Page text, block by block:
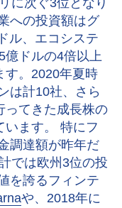
に次ぐ3位となり
への投資額はグ
ル、エコシステ
億ドルの4倍以上
す。2020年夏時
は計10社、さら
ってきた成長株の
います。 特にフ
調達額が昨年だ
では欧州3位の投
を誇るフィンテ
や、2018年に